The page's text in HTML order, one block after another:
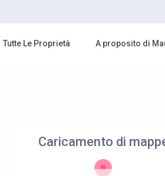
Tutte Le Proprietà A proposito di
Caricamento di